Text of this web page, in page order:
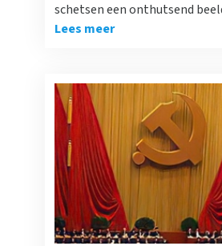
schetsen een onthutsend
Lees meer